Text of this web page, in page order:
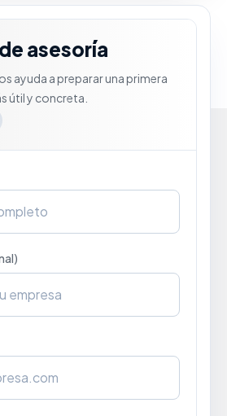
asesoría
ayuda a preparar una primera
útil y concreta.